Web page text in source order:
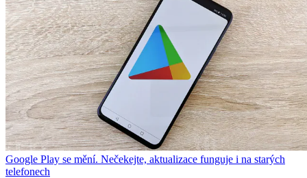
Google Play se mění. Nečekejte, aktualizace funguje i na starých
telefonech